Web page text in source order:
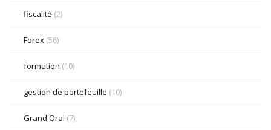
fiscalité (2)
Forex (56)
formation (10)
gestion de portefeuille (10)
Grand Oral (7)